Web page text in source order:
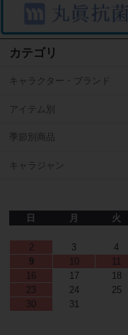
カテゴリ
キャラクター・ブランド
アイテム別
季節別商品
キャラジャン
日
月 火
2
3 4
9
10 11
16
17 18
23
24 25
30
31